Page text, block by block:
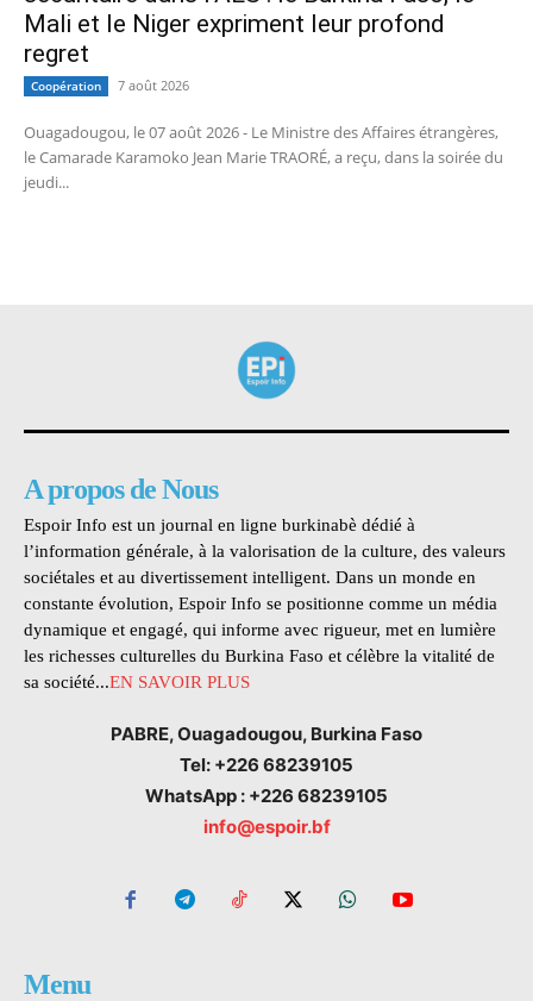
Mali et le Niger expriment leur profond
regret
Coopération 7 août 2026
Ouagadougou, le 07 août 2026 - Le Ministre des Affaires étrangères,
le Camarade Karamoko Jean Marie TRAORÉ, a reçu, dans la soirée du
jeudi...
A propos de Nous
Espoir Info est un journal en ligne burkinabè dédié à
l’information générale, à la valorisation de la culture, des valeurs
sociétales et au divertissement intelligent. Dans un monde en
constante évolution, Espoir Info se positionne comme un média
dynamique et engagé, qui informe avec rigueur, met en lumière
les richesses culturelles du Burkina Faso et célèbre la vitalité de
sa société...EN SAVOIR PLUS
PABRE, Ouagadougou, Burkina Faso
Tel: +226 68239105
WhatsApp : +226 68239105
info@espoir.bf
Menu